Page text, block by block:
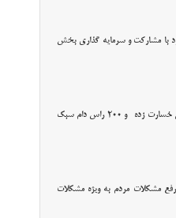
با مشارکت و سرمایه گذاری بخش
وقت نیوز - مدیرکل امور عشایر آذربایجان‌ شرقی اعلام کرد: جاری شدن سیل در مناطق عشایری استان به ۱۰۰ هکتار از اراضی خسارت زده و ۲۰۰ راس دام سبک
رفع مشکلات مردم به ویژه مشکلات